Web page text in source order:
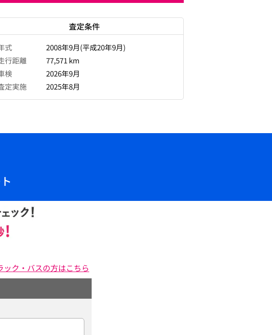
査定条件
式
2008年9月(平成20年9月)
行距離
77,571 km
検
2026年9月
定実施
2025年8月
ク・バスの方はこちら